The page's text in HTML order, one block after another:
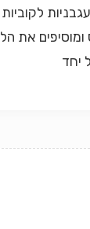
את
יחד